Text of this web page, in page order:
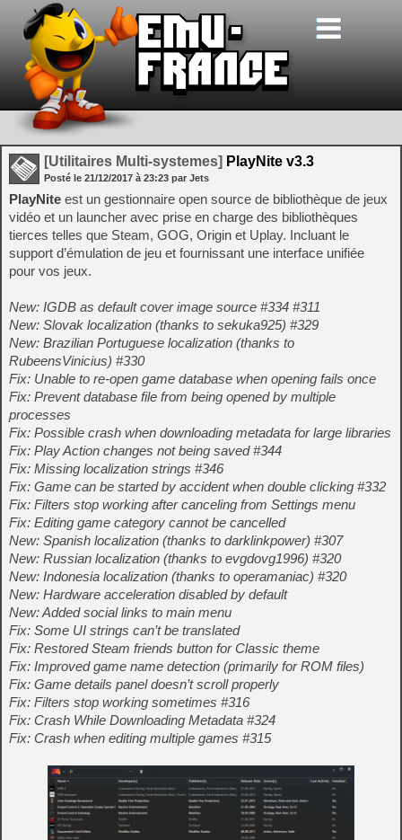
[Utilitaires Multi-systemes] PlayNite v3.3
Posté le 21/12/2017 à 23:23 par Jets
PlayNite est un gestionnaire open source de bibliothèque de jeux
vidéo et un launcher avec prise en charge des bibliothèques
tierces telles que Steam, GOG, Origin et Uplay. Incluant le
support d’émulation de jeu et fournissant une interface unifiée
pour vos jeux.
New: IGDB as default cover image source #334 #311
New: Slovak localization (thanks to sekuka925) #329
New: Brazilian Portuguese localization (thanks to
RubeensVinicius) #330
Fix: Unable to re-open game database when opening fails once
Fix: Prevent database file from being opened by multiple
processes
Fix: Possible crash when downloading metadata for large libraries
Fix: Play Action changes not being saved #344
Fix: Missing localization strings #346
Fix: Game can be started by accident when double clicking #332
Fix: Filters stop working after canceling from Settings menu
Fix: Editing game category cannot be cancelled
New: Spanish localization (thanks to darklinkpower) #307
New: Russian localization (thanks to evgdovg1996) #320
New: Indonesia localization (thanks to operamaniac) #320
New: Hardware acceleration disabled by default
New: Added social links to main menu
Fix: Some UI strings can’t be translated
Fix: Restored Steam friends button for Classic theme
Fix: Improved game name detection (primarily for ROM files)
Fix: Game details panel doesn’t scroll properly
Fix: Filters stop working sometimes #316
Fix: Crash While Downloading Metadata #324
Fix: Crash when editing multiple games #315